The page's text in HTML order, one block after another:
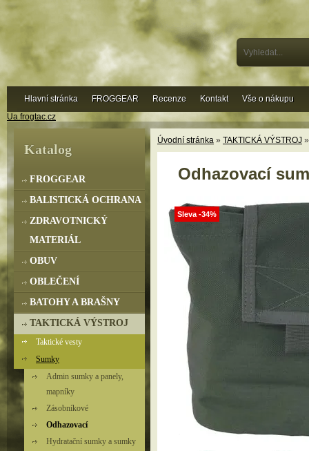
Ua.frogtac.cz
Úvodní stránka » TAKTICKÁ VÝSTROJ
Odhazovací
Sleva -34%
Katalog
FROGGEAR
BALISTICKÁ OCHRANA
ZDRAVOTNICKÝ
MATERIÁL
OBUV
OBLEČENÍ
BATOHY A BRAŠNY
TAKTICKÁ VÝSTROJ
Taktické vesty
Sumky
Admin sumky a panely,
mapníky
Zásobníkové
Odhazovací
Hydratační sumky a sumky
Hlavní stránka FROGGEAR Recenze Kontakt Vše o nákupu